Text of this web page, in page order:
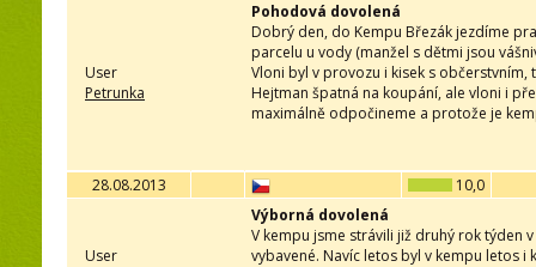
User
Petrunka
Pohodová dovolená
Dobrý den, do Kempu Březák jezdíme
parcelu u vody (manžel s dětmi jsou
Vloni byl v provozu i kisek s občerstvním,
Hejtman špatná na koupání, ale vloni i
maximálně odpočineme a protože je
28.08.2013 10,0
User
Výborná dovolená
V kempu jsme strávili již druhý rok týden
vybavené. Navíc letos byl v kempu letos